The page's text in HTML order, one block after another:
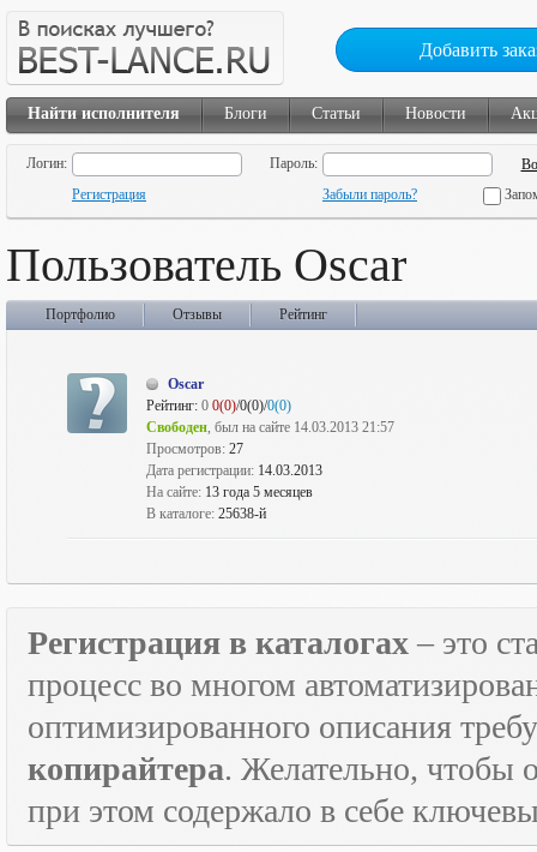
Добавить
Найти исполнителя Блоги Статьи Новости
Логин:
Пароль:
Регистрация
Забыли пароль?
Пользователь Oscar
Портфолио Отзывы Рейтинг
Oscar
Рейтинг: 0 0(0)/0(0)/0(0)
Свободен, был на сайте 14.03.2013 21:57
Просмотров: 27
Дата регистрации: 14.03.2013
На сайте: 13 года 5 месяцев
В каталоге: 25638-й
Регистрация в каталогах– это
процесс во многом
оптимизированного описания
копирайтера. Желательно, чтобы
при этом содержало в себе